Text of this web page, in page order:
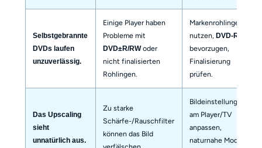
Selbstgebrannte
DVDs laufen
unzuverlässig.
Einige Player haben
Probleme mit
DVD±R/RWoder
nicht finalisierten
Rohlingen.
Markenrohlinge
nutzen, DVD-R
bevorzugen,
Finalisierung
prüfen.
Das Upscaling
sieht
unnatürlich aus.
Zu starke
Schärfe-/Rauschfilter
können das Bild
verfälschen.
Bildeinstellungen
am Player/TV
anpassen,
naturnahe Modi